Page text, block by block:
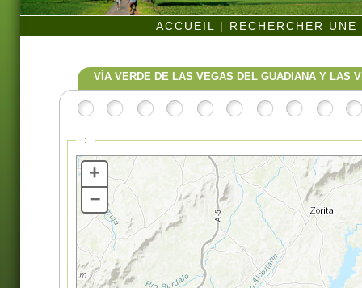
ACCUEIL | RECHERCHER
VÍA VERDE DE LAS VEGAS DEL GUADIANA Y LAS
:
+
–